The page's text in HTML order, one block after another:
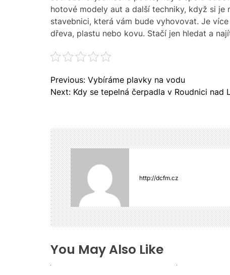
hotové modely aut a další techniky, když si je
stavebnici, která vám bude vyhovovat. Je
dřeva, plastu nebo kovu. Stačí jen hledat a
N
a
g
a
c
e
p
r
o
p
ř
s
p
Previous: Vybíráme plavky na vodu
Next: Kdy se tepelná čerpadla v Roudnici nad
http://dcfm.cz
You May Also Like